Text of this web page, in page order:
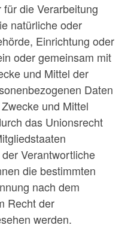
die Verarbeitung
natürliche oder
Einrichtung oder
oder gemeinsam mit
und Mittel der
Daten
und Mittel
das Unionsrecht
Verantwortliche
die bestimmten
nach dem
Recht der
werden.